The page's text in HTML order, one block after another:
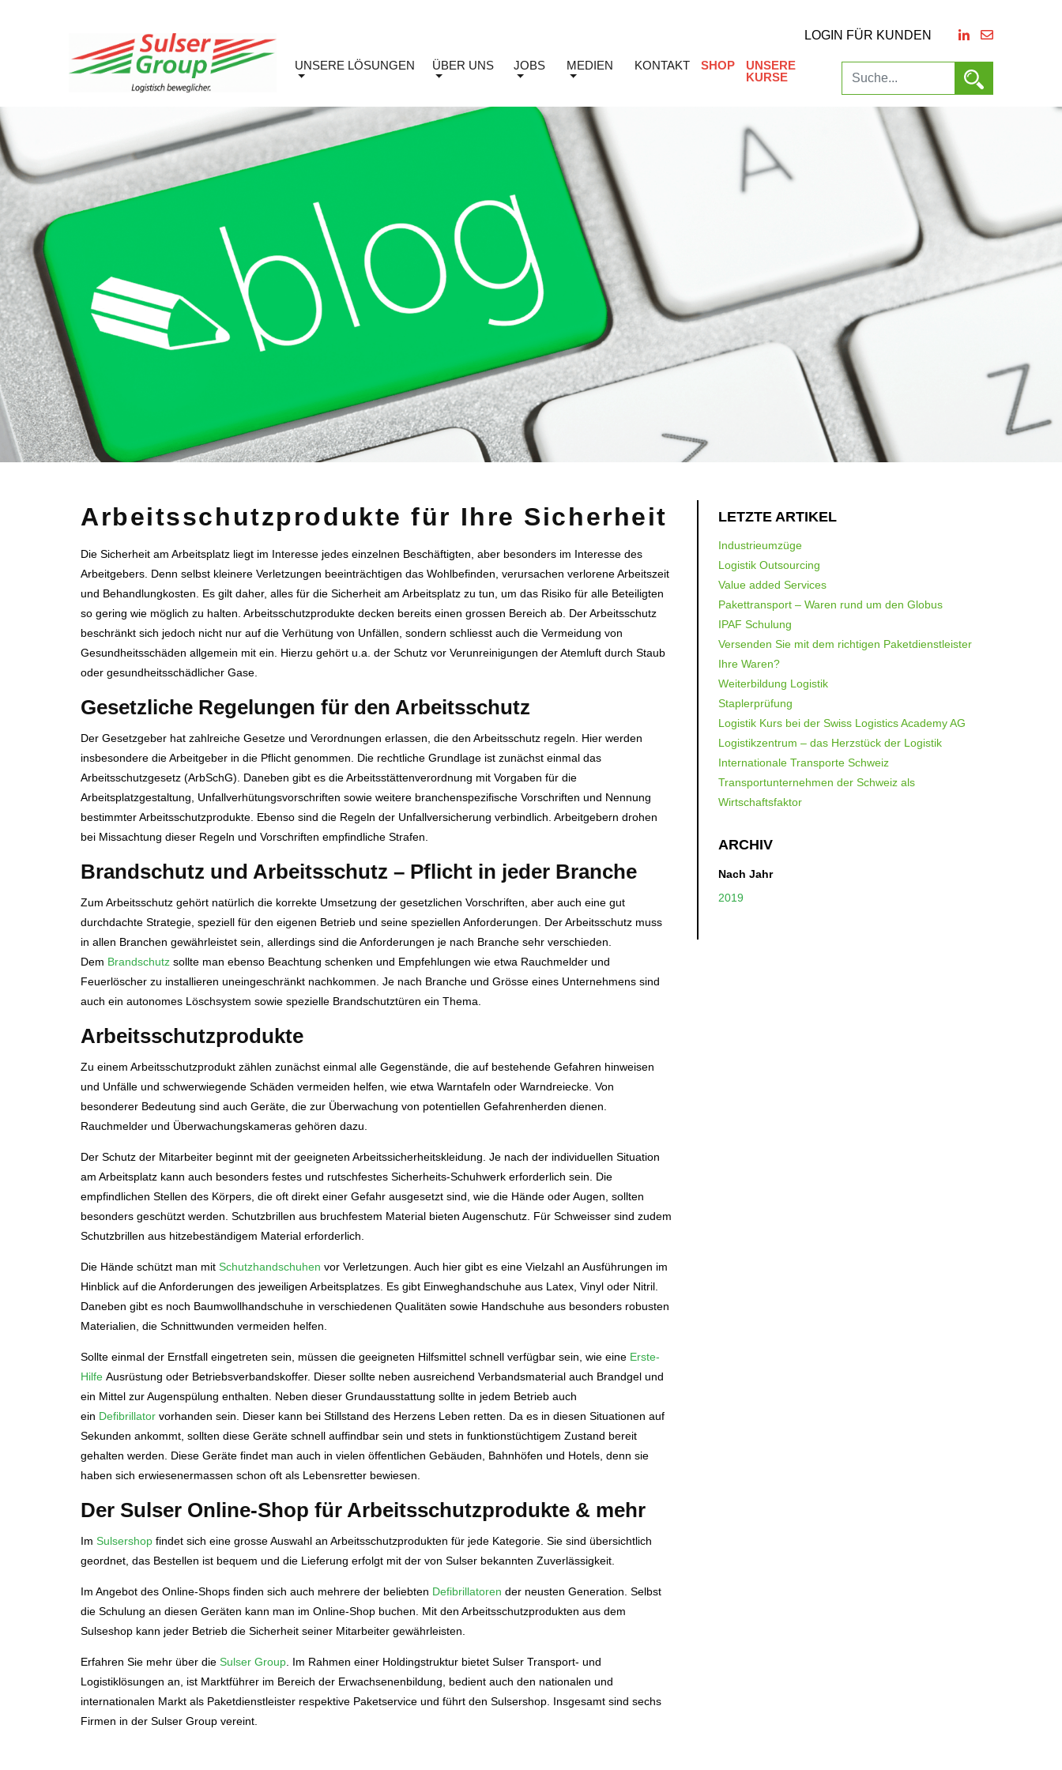
LOGIN FÜR KUNDEN
UNSERE LÖSUNGEN ÜBER UNS JOBS MEDIEN KONTAKT SHOP
UNSERE
KURSE
Arbeitsschutzprodukte für Ihre Sicherheit
Die Sicherheit am Arbeitsplatz liegt im Interesse jedes einzelnen Beschäftigten, aber besonders im Interesse des
Arbeitgebers. Denn selbst kleinere Verletzungen beeinträchtigen das Wohlbefinden, verursachen verlorene Arbeitszeit
und Behandlungkosten. Es gilt daher, alles für die Sicherheit am Arbeitsplatz zu tun, um das Risiko für alle Beteiligten
so gering wie möglich zu halten. Arbeitsschutzprodukte decken bereits einen grossen Bereich ab. Der Arbeitsschutz
beschränkt sich jedoch nicht nur auf die Verhütung von Unfällen, sondern schliesst auch die Vermeidung von
Gesundheitsschäden allgemein mit ein. Hierzu gehört u.a. der Schutz vor Verunreinigungen der Atemluft durch Staub
oder gesundheitsschädlicher Gase.
Gesetzliche Regelungen für den Arbeitsschutz
Der Gesetzgeber hat zahlreiche Gesetze und Verordnungen erlassen, die den Arbeitsschutz regeln. Hier werden
insbesondere die Arbeitgeber in die Pflicht genommen. Die rechtliche Grundlage ist zunächst einmal das
Arbeitsschutzgesetz (ArbSchG). Daneben gibt es die Arbeitsstättenverordnung mit Vorgaben für die
Arbeitsplatzgestaltung, Unfallverhütungsvorschriften sowie weitere branchenspezifische Vorschriften und Nennung
bestimmter Arbeitsschutzprodukte. Ebenso sind die Regeln der Unfallversicherung verbindlich. Arbeitgebern drohen
bei Missachtung dieser Regeln und Vorschriften empfindliche Strafen.
Brandschutz und Arbeitsschutz – Pflicht in jeder Branche
Zum Arbeitsschutz gehört natürlich die korrekte Umsetzung der gesetzlichen Vorschriften, aber auch eine gut
durchdachte Strategie, speziell für den eigenen Betrieb und seine speziellen Anforderungen. Der Arbeitsschutz muss
in allen Branchen gewährleistet sein, allerdings sind die Anforderungen je nach Branche sehr verschieden.
Dem Brandschutz sollte man ebenso Beachtung schenken und Empfehlungen wie etwa Rauchmelder und
Feuerlöscher zu installieren uneingeschränkt nachkommen. Je nach Branche und Grösse eines Unternehmens sind
auch ein autonomes Löschsystem sowie spezielle Brandschutztüren ein Thema.
Arbeitsschutzprodukte
Zu einem Arbeitsschutzprodukt zählen zunächst einmal alle Gegenstände, die auf bestehende Gefahren hinweisen
und Unfälle und schwerwiegende Schäden vermeiden helfen, wie etwa Warntafeln oder Warndreiecke. Von
besonderer Bedeutung sind auch Geräte, die zur Überwachung von potentiellen Gefahrenherden dienen.
Rauchmelder und Überwachungskameras gehören dazu.
Der Schutz der Mitarbeiter beginnt mit der geeigneten Arbeitssicherheitskleidung. Je nach der individuellen Situation
am Arbeitsplatz kann auch besonders festes und rutschfestes Sicherheits-Schuhwerk erforderlich sein. Die
empfindlichen Stellen des Körpers, die oft direkt einer Gefahr ausgesetzt sind, wie die Hände oder Augen, sollten
besonders geschützt werden. Schutzbrillen aus bruchfestem Material bieten Augenschutz. Für Schweisser sind zudem
Schutzbrillen aus hitzebeständigem Material erforderlich.
Die Hände schützt man mit Schutzhandschuhen vor Verletzungen. Auch hier gibt es eine Vielzahl an Ausführungen im
Hinblick auf die Anforderungen des jeweiligen Arbeitsplatzes. Es gibt Einweghandschuhe aus Latex, Vinyl oder Nitril.
Daneben gibt es noch Baumwollhandschuhe in verschiedenen Qualitäten sowie Handschuhe aus besonders robusten
Materialien, die Schnittwunden vermeiden helfen.
Sollte einmal der Ernstfall eingetreten sein, müssen die geeigneten Hilfsmittel schnell verfügbar sein, wie eine Erste-
Hilfe Ausrüstung oder Betriebsverbandskoffer. Dieser sollte neben ausreichend Verbandsmaterial auch Brandgel und
ein Mittel zur Augenspülung enthalten. Neben dieser Grundausstattung sollte in jedem Betrieb auch
ein Defibrillator vorhanden sein. Dieser kann bei Stillstand des Herzens Leben retten. Da es in diesen Situationen auf
Sekunden ankommt, sollten diese Geräte schnell auffindbar sein und stets in funktionstüchtigem Zustand bereit
gehalten werden. Diese Geräte findet man auch in vielen öffentlichen Gebäuden, Bahnhöfen und Hotels, denn sie
haben sich erwiesenermassen schon oft als Lebensretter bewiesen.
Der Sulser Online-Shop für Arbeitsschutzprodukte & mehr
Im Sulsershop findet sich eine grosse Auswahl an Arbeitsschutzprodukten für jede Kategorie. Sie sind übersichtlich
geordnet, das Bestellen ist bequem und die Lieferung erfolgt mit der von Sulser bekannten Zuverlässigkeit.
Im Angebot des Online-Shops finden sich auch mehrere der beliebten Defibrillatoren der neusten Generation. Selbst
die Schulung an diesen Geräten kann man im Online-Shop buchen. Mit den Arbeitsschutzprodukten aus dem
Sulseshop kann jeder Betrieb die Sicherheit seiner Mitarbeiter gewährleisten.
Erfahren Sie mehr über die Sulser Group. Im Rahmen einer Holdingstruktur bietet Sulser Transport- und
Logistiklösungen an, ist Marktführer im Bereich der Erwachsenenbildung, bedient auch den nationalen und
internationalen Markt als Paketdienstleister respektive Paketservice und führt den Sulsershop. Insgesamt sind sechs
Firmen in der Sulser Group vereint.
LETZTE ARTIKEL
Industrieumzüge
Logistik Outsourcing
Value added Services
Pakettransport – Waren rund um den Globus
IPAF Schulung
Versenden Sie mit dem richtigen Paketdienstleister
Ihre Waren?
Weiterbildung Logistik
Staplerprüfung
Logistik Kurs bei der Swiss Logistics Academy AG
Logistikzentrum – das Herzstück der Logistik
Internationale Transporte Schweiz
Transportunternehmen der Schweiz als
Wirtschaftsfaktor
ARCHIV
Nach Jahr
2019